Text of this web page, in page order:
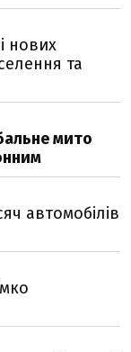
нових
та
мито
автомобілів